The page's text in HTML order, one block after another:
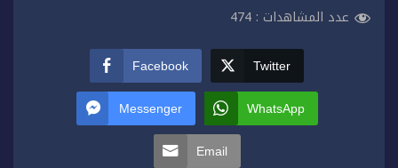
عدد المشاهدات : 474
Facebook Twitter
Messenger WhatsApp
Email